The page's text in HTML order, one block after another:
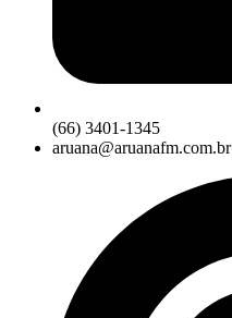
(66) 3401-1345
aruana@aruanafm.com.br